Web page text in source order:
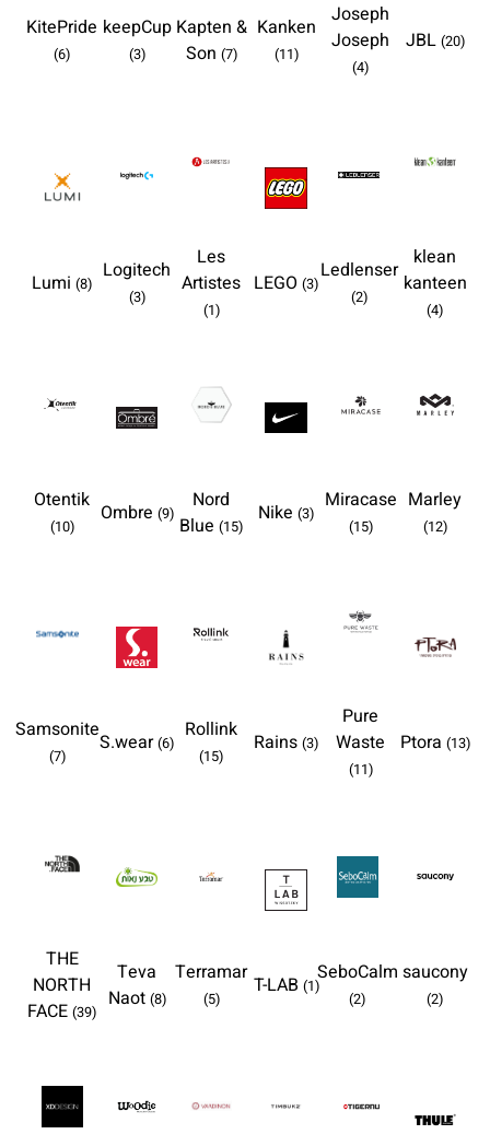
JBL (20)
Joseph
Joseph
(4)
Kanken
(11)
Kapten &
Son (7)
keepCup
(3)
KitePride
(6)
klean
kanteen
(4)
Ledlenser
(2)
LEGO(3)
Les
Artistes
(1)
Logitech
(3)
Lumi(8)
Marley
(12)
Miracase
(15)
Nike(3)
Nord
Blue(15)
Ombre (9)
Otentik
(10)
Ptora (13)
Pure
Waste
(11)
Rains(3)
Rollink
(15)
S.wear(6)
Samsonite
(7)
saucony
(2)
SeboCalm
(2)
T-LAB (1)
Terramar
(5)
Teva
Naot (8)
THE
NORTH
FACE(39)